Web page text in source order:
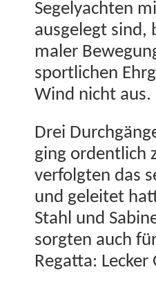
Segely­acht­en
aus­gelegt sind,
maler
sportlichen
Wind nicht aus.
Drei
ging ordentlich
ver­fol­gten das
und geleit­et
Stahl und
sorgten auch
Regat­ta: